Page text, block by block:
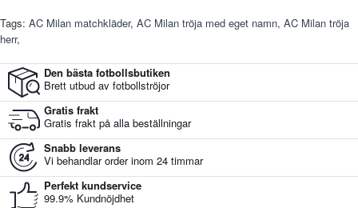
Tags: AC Milan matchkläder, AC Milan tröja med eget namn, AC Milan tröja
herr,
Den bästa fotbollsbutiken
Brett utbud av fotbollströjor
Gratis frakt
Gratis frakt på alla beställningar
Snabb leverans
Vi behandlar order inom 24 timmar
Perfekt kundservice
99.9% Kundnöjdhet